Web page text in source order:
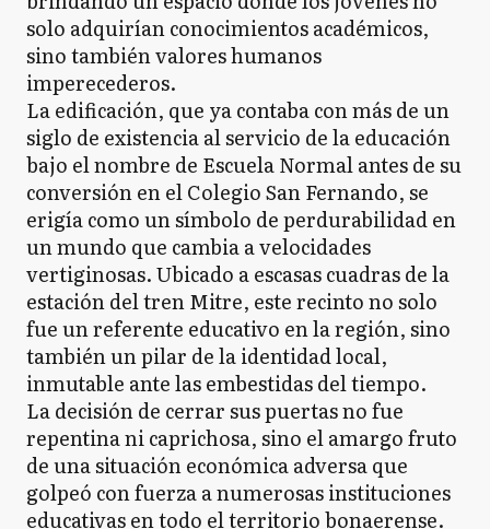
solo adquirían conocimientos académicos,
sino también valores humanos
imperecederos.
La edificación, que ya contaba con más de un
siglo de existencia al servicio de la educación
bajo el nombre de Escuela Normal antes de su
conversión en el Colegio San Fernando, se
erigía como un símbolo de perdurabilidad en
un mundo que cambia a velocidades
vertiginosas. Ubicado a escasas cuadras de la
estación del tren Mitre, este recinto no solo
fue un referente educativo en la región, sino
también un pilar de la identidad local,
inmutable ante las embestidas del tiempo.
La decisión de cerrar sus puertas no fue
repentina ni caprichosa, sino el amargo fruto
de una situación económica adversa que
golpeó con fuerza a numerosas instituciones
educativas en todo el territorio bonaerense.